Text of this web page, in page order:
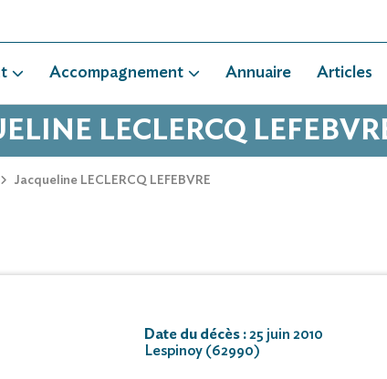
Accompagnement Annuaire Articles
LECLERCQ
Jacqueline LECLERCQ LEFEBVRE
Date du décès :25 juin 2010
Lespinoy (62990)